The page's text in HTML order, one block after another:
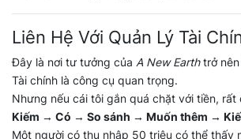
Liên Hệ Với Quản Lý Tài
Đây là nơi tư tưởng của A New Earthtrở nên
Tài chính là công cụ quan trọng.
Nhưng nếu cái tôi gắn quá chặt với tiền, rất
Kiếm → Có → So sánh → Muốn thêm →
Một người có thu nhập 50 triệu có thể thấy